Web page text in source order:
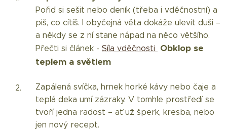
Pořiď si sešit nebo deník (třeba i vděčnostní) a
piš, co cítíš. I obyčejná věta dokáže ulevit duši –
a někdy se z ní stane nápad na něco většího.
Přečti si článek - Síla vděčnosti
Obklop se
teplem a světlem
Zapálená svíčka, hrnek horké kávy nebo čaje a
teplá deka umí zázraky. V tomhle prostředí se
tvoří jedna radost – ať už šperk, kresba, nebo
jen nový recept.